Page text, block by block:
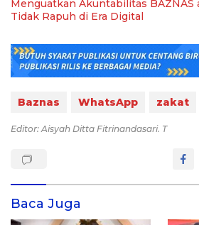
Menguatkan Akuntabilitas BAZNAS
Tidak Rapuh di Era Digital
Baznas WhatsApp zakat
Editor: Aisyah Ditta Fitrinandasari. T
Baca Juga